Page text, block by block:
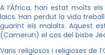
A l’Àfrica, han estat molts
laics. Han perdut la vida
guarint els malalts. Aquest
(Camerun) el cos del bisbe
Varis religiosos i religioses de